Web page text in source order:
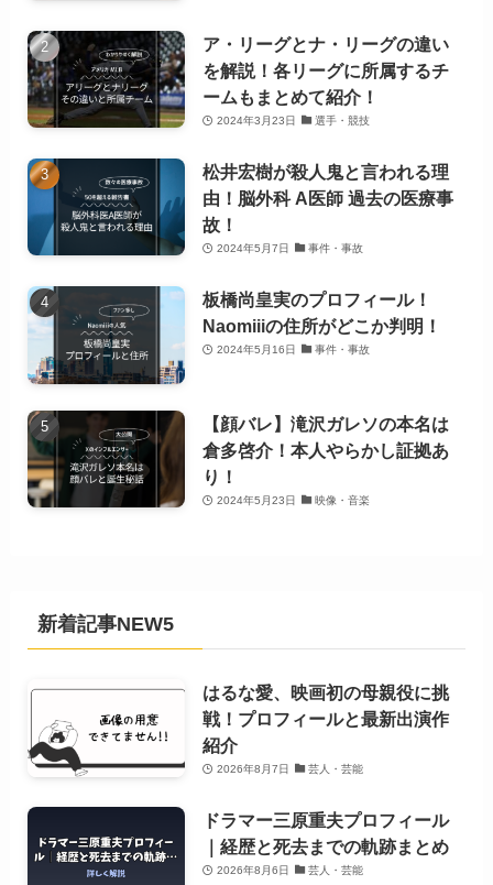
ア・リーグとナ・リーグの違い
を解説！各リーグに所属するチ
ームもまとめて紹介！
2024年3月23日 選手・競技
松井宏樹が殺人鬼と言われる理
由！脳外科 A医師 過去の医療事
故！
2024年5月7日 事件・事故
板橋尚皇実のプロフィール！
Naomiiiの住所がどこか判明！
2024年5月16日 事件・事故
【顔バレ】滝沢ガレソの本名は
倉多啓介！本人やらかし証拠あ
り！
2024年5月23日 映像・音楽
新着記事NEW5
はるな愛、映画初の母親役に挑
戦！プロフィールと最新出演作
紹介
2026年8月7日 芸人・芸能
ドラマー三原重夫プロフィール
｜経歴と死去までの軌跡まとめ
2026年8月6日 芸人・芸能